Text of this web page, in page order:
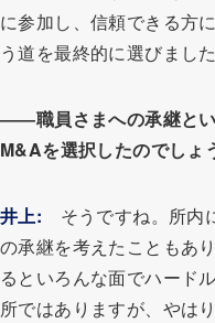
に参加し、信頼できる方
う道を最終的に選びました
――職員さまへの承継と
M&Aを選択したのでしょ
井上: そうですね。所内
の承継を考えたこともあ
るといろんな面でハード
所ではありますが、やは